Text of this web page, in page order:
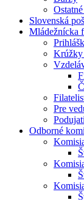
Slovenská
Mládežnícka
Krúžky
Pre
Odborné